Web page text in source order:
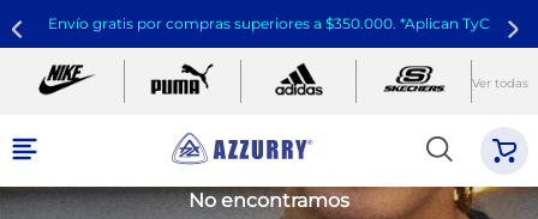
Envío gratis por compras superiores a $350.000. *Aplican TyC
Ver todas
No encontramos